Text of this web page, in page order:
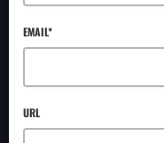
EMAIL*
URL